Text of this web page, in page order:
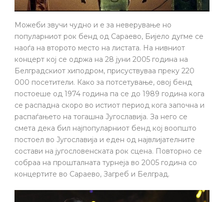
Можеби звучи чудно и е за неверување но
популарниот рок бенд од Сараево, Бијело дугме се
наоѓа на второто место на листата. На нивниот
концерт кој се одржа на 28 јуни 2005 година на
Белградскиот хиподром, присуствуваа преку 220
000 посетители. Како за потсетување, овој бенд
постоеше од 1974 година па се до 1989 година кога
се распадна скоро во истиот период кога започна и
распаѓањето на тогашна Југославија. За него се
смета дека бил најпопуларниот бенд кој воопшто
постоел во Југославија и еден од највлијателните
состави на југословенската рок сцена. Повторно се
собраа на прошталната турнеја во 2005 година со
концертите во Сараево, Загреб и Белград.